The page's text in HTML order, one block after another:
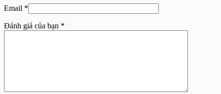
Email *
Đánh giá của bạn *